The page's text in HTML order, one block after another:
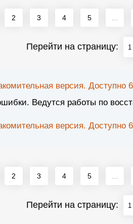
2 3 4 5
Перейти на страницу:
версия. Доступно
Ведутся работы по
версия. Доступно
2 3 4 5
Перейти на страницу: